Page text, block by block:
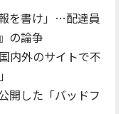
を書け」…配達員
の論争
内外のサイトで不
開した「バッドフ